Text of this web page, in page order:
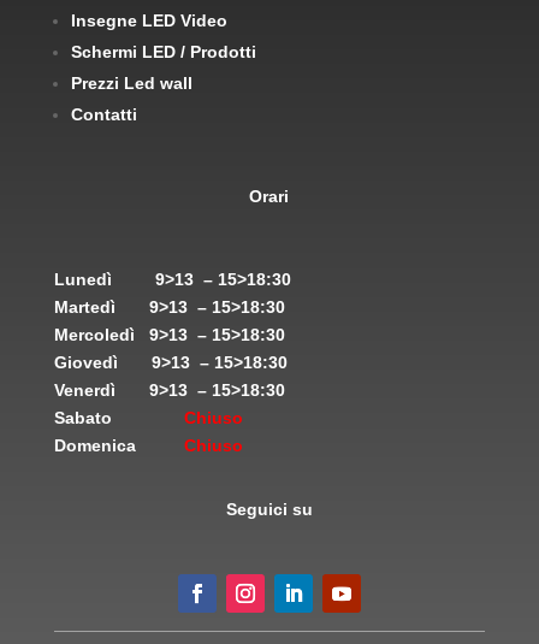
Insegne LED Video
Schermi LED / Prodotti
Prezzi Led wall
Contatti
Orari
Lunedì 9>13 – 15>18:30
Martedì 9>13 – 15>18:30
Mercoledì 9>13 – 15>18:30
Giovedì 9>13 – 15>18:30
Venerdì 9>13 – 15>18:30
Sabato
Chiuso
Domenica
Chiuso
Seguici su